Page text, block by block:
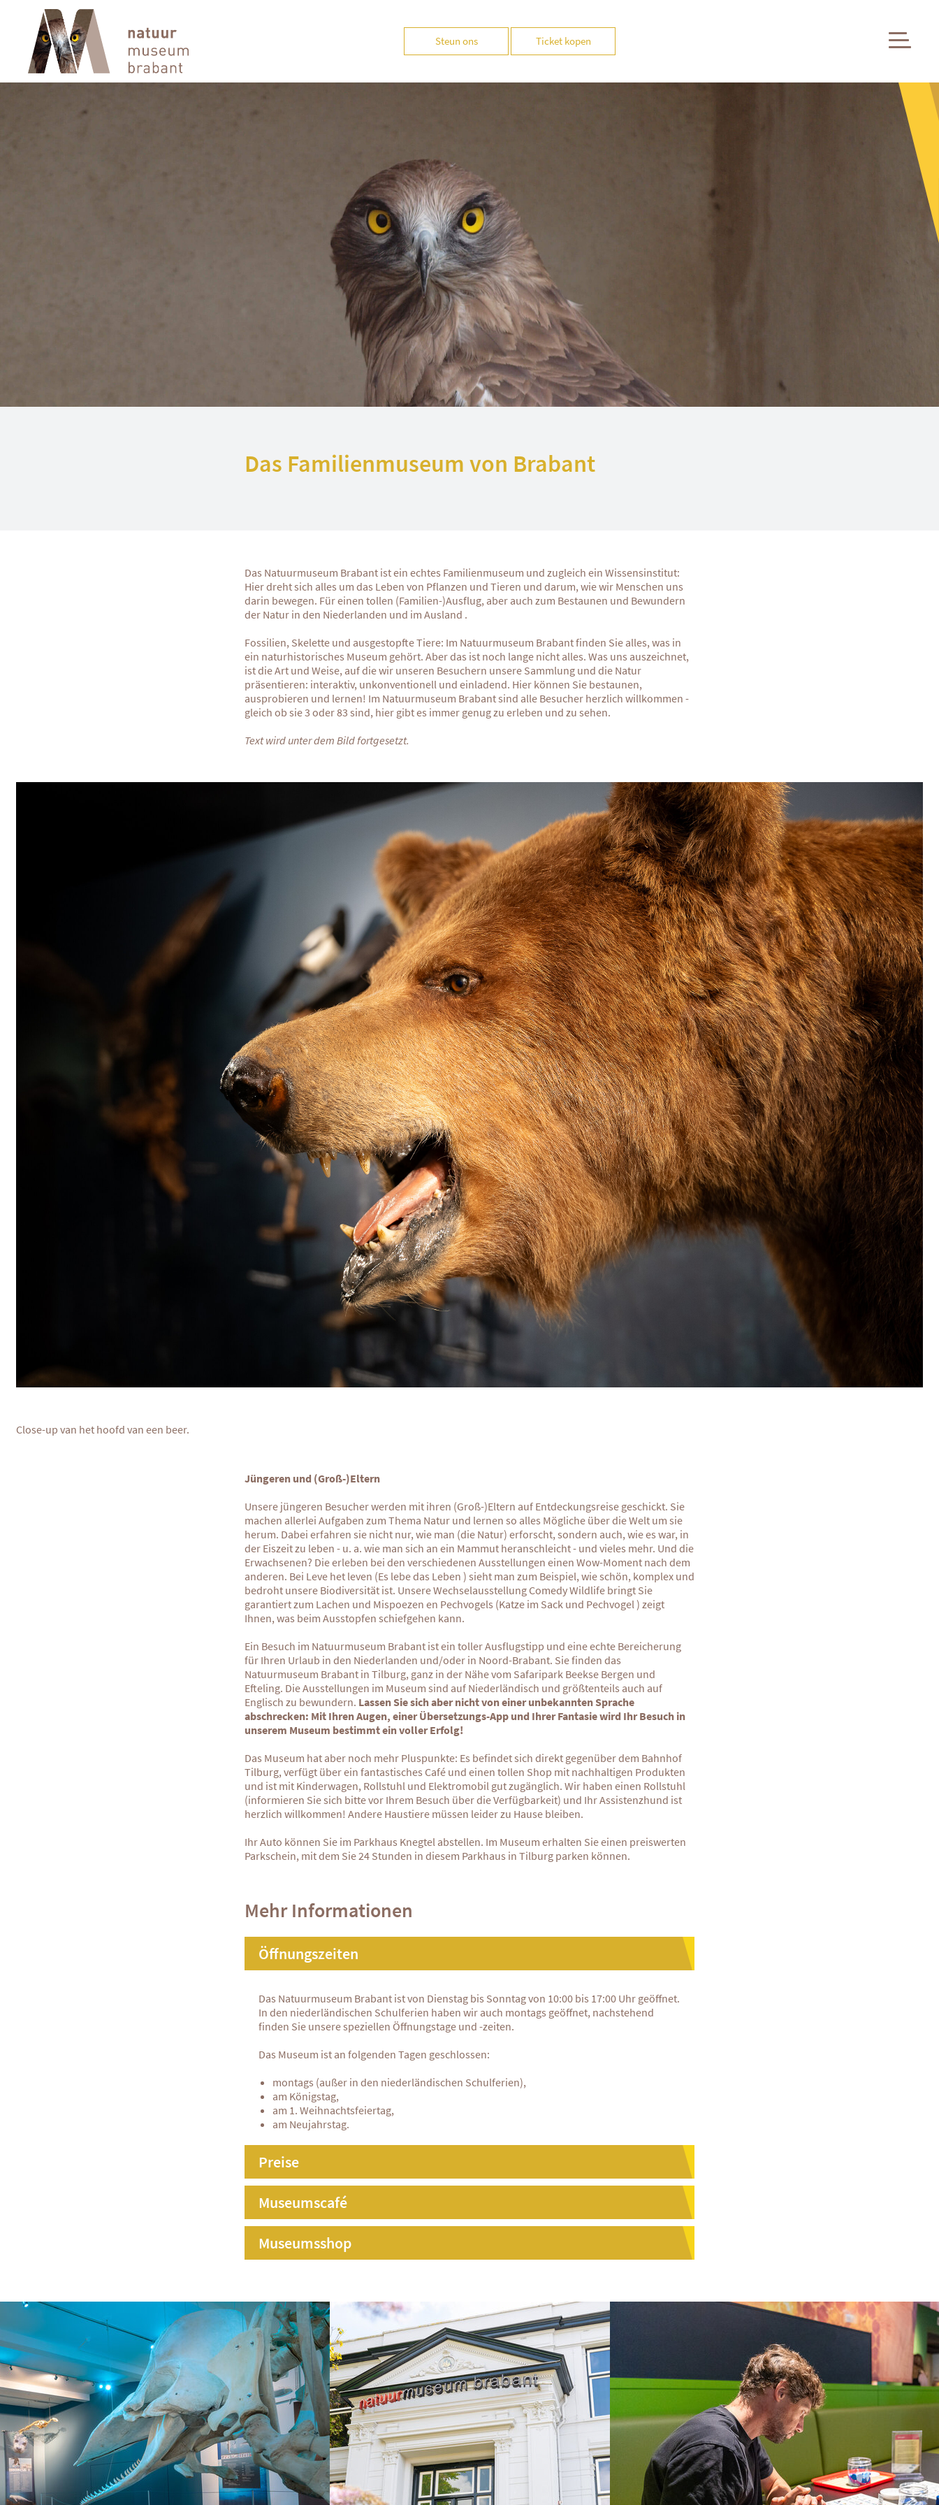
Steun ons Ticket kopen
Das Familienmuseum von Brabant
Das Natuurmuseum Brabant ist ein echtes Familienmuseum und zugleich ein Wissensinstitut:
Hier dreht sich alles um das Leben von Pflanzen und Tieren und darum, wie wir Menschen uns
darin bewegen. Für einen tollen (Familien-)Ausflug, aber auch zum Bestaunen und Bewundern
der Natur in den Niederlanden und im Ausland .
Fossilien, Skelette und ausgestopfte Tiere: Im Natuurmuseum Brabant finden Sie alles, was in
ein naturhistorisches Museum gehört. Aber das ist noch lange nicht alles. Was uns auszeichnet,
ist die Art und Weise, auf die wir unseren Besuchern unsere Sammlung und die Natur
präsentieren: interaktiv, unkonventionell und einladend. Hier können Sie bestaunen,
ausprobieren und lernen! Im Natuurmuseum Brabant sind alle Besucher herzlich willkommen -
gleich ob sie 3 oder 83 sind, hier gibt es immer genug zu erleben und zu sehen.
Text wird unter dem Bild fortgesetzt.
Close-up van het hoofd van een beer.
Jüngeren und (Groß-)Eltern
Unsere jüngeren Besucher werden mit ihren (Groß-)Eltern auf Entdeckungsreise geschickt. Sie
machen allerlei Aufgaben zum Thema Natur und lernen so alles Mögliche über die Welt um sie
herum. Dabei erfahren sie nicht nur, wie man (die Natur) erforscht, sondern auch, wie es war, in
der Eiszeit zu leben - u. a. wie man sich an ein Mammut heranschleicht - und vieles mehr. Und die
Erwachsenen? Die erleben bei den verschiedenen Ausstellungen einen Wow-Moment nach dem
anderen. Bei Leve het leven (Es lebe das Leben ) sieht man zum Beispiel, wie schön, komplex und
bedroht unsere Biodiversität ist. Unsere Wechselausstellung Comedy Wildlife bringt Sie
garantiert zum Lachen und Mispoezen en Pechvogels (Katze im Sack und Pechvogel ) zeigt
Ihnen, was beim Ausstopfen schiefgehen kann.
Ein Besuch im Natuurmuseum Brabant ist ein toller Ausflugstipp und eine echte Bereicherung
für Ihren Urlaub in den Niederlanden und/oder in Noord-Brabant. Sie finden das
Natuurmuseum Brabant in Tilburg, ganz in der Nähe vom Safaripark Beekse Bergen und
Efteling. Die Ausstellungen im Museum sind auf Niederländisch und größtenteils auch auf
Englisch zu bewundern. Lassen Sie sich aber nicht von einer unbekannten Sprache
abschrecken: Mit Ihren Augen, einer Übersetzungs-App und Ihrer Fantasie wird Ihr Besuch in
unserem Museum bestimmt ein voller Erfolg!
Das Museum hat aber noch mehr Pluspunkte: Es befindet sich direkt gegenüber dem Bahnhof
Tilburg, verfügt über ein fantastisches Café und einen tollen Shop mit nachhaltigen Produkten
und ist mit Kinderwagen, Rollstuhl und Elektromobil gut zugänglich. Wir haben einen Rollstuhl
(informieren Sie sich bitte vor Ihrem Besuch über die Verfügbarkeit) und Ihr Assistenzhund ist
herzlich willkommen! Andere Haustiere müssen leider zu Hause bleiben.
Ihr Auto können Sie im Parkhaus Knegtel abstellen. Im Museum erhalten Sie einen preiswerten
Parkschein, mit dem Sie 24 Stunden in diesem Parkhaus in Tilburg parken können.
Mehr Informationen
Öffnungszeiten
Das Natuurmuseum Brabant ist von Dienstag bis Sonntag von 10:00 bis 17:00 Uhr geöffnet.
In den niederländischen Schulferien haben wir auch montags geöffnet, nachstehend
finden Sie unsere speziellen Öffnungstage und -zeiten.
Das Museum ist an folgenden Tagen geschlossen:
montags (außer in den niederländischen Schulferien),
am Königstag,
am 1. Weihnachtsfeiertag,
am Neujahrstag.
Preise
Museumscafé
Museumsshop